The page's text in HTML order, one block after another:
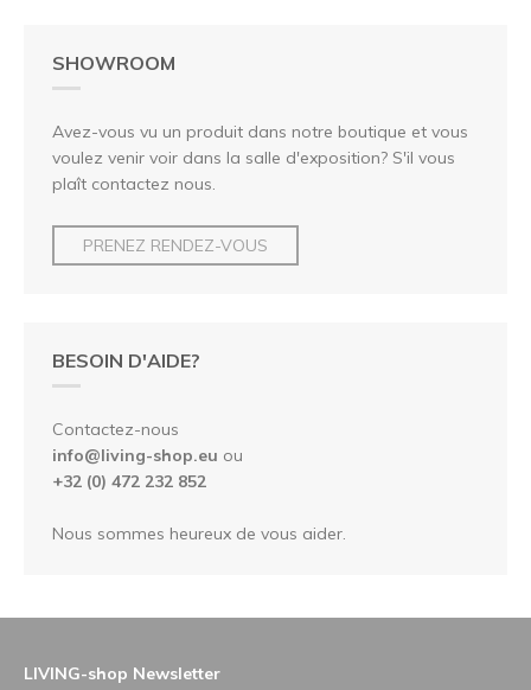
SHOWROOM
Avez-vous vu un produit dans notre boutique et vous
voulez venir voir dans la salle d'exposition? S'il vous
plaît contactez nous.
PRENEZ RENDEZ-VOUS
BESOIN D'AIDE?
Contactez-nous
info@living-shop.eu ou
+32 (0) 472 232 852
Nous sommes heureux de vous aider.
LIVING-shop Newsletter